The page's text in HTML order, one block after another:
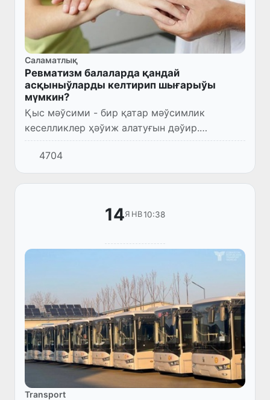
Саламатлық
Ревматизм балаларда қандай
асқыныўларды келтирип шығарыўы
мүмкин?
Қыс мәўсими - бир қатар мәўсимлик
кеселликлер ҳәўиж алатуғын дәўир.
Ревматизм - олардан бири. Бул кеселликке
көбирек мектеп жасындағы балаларда
ушырайды ҳәм ол ул-қызларда үлкенлер...
4704
14ЯНВ10:38
Transport